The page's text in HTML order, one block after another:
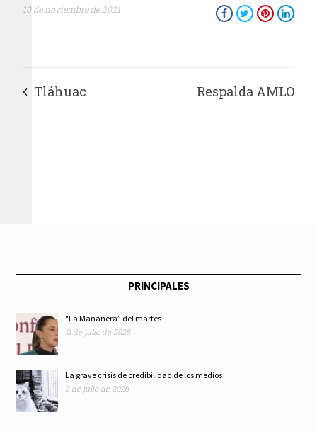
10 de noviembre de 2021
Tláhuac Respalda AMLO
PRINCIPALES
"La Mañanera” del martes
11 de julio de 2026
La grave crisis de credibilidad de los medios
3 de julio de 2026